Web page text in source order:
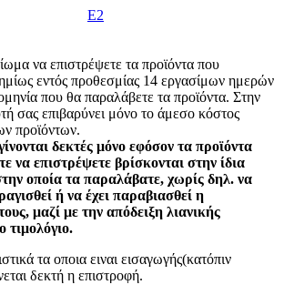
E2
να επιστρέψετε τα προϊόντα που
εντός προθεσμίας 14 εργασίμων ημερών
που θα παραλάβετε τα προϊόντα. Στην
σας επιβαρύνει μόνο το άμεσο κόστος
προϊόντων.
δεκτές μόνο εφόσον τα προϊόντα
να επιστρέψετε βρίσκονται στην ίδια
οποία τα παραλάβατε, χωρίς δηλ. να
ή να έχει παραβιασθεί η
μαζί με την απόδειξη λιανικής
τα οποια ειναι εισαγωγής(κατόπιν
δεκτή η επιστροφή.